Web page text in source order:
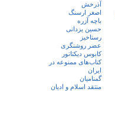
آذرخش
اصغر ارسنگ
باچه آزره
حسین یزدانی
رستاخیز
عضر روشنگری
کابوس دیکتاتور
کتاب‌های ممنوعه در
ایران
گمنامیان
منتقد اسلام و ادیان